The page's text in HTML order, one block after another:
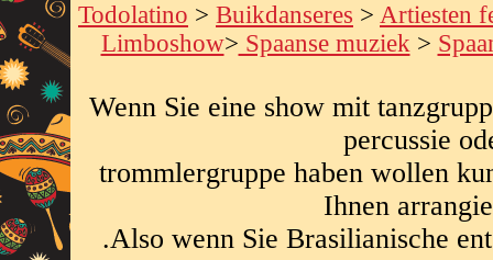
Todolatino > Buikdanseres > Artiesten
Limboshow> Spaanse muziek>
Wenn Sie eine show mit
percussie
trommlergruppe haben wollen
Ihnen
.Also wenn Sie Brasilianische